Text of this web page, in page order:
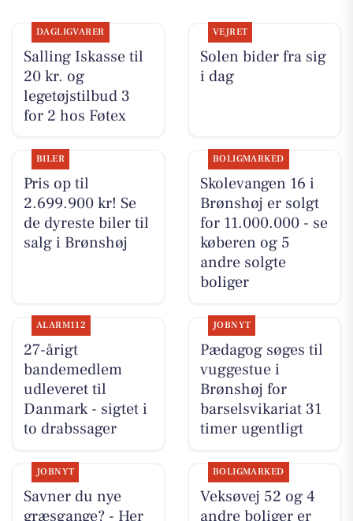
DAGLIGVARER
Salling Iskasse til
20 kr. og
legetøjstilbud 3
for 2 hos Føtex
VEJRET
Solen bider fra sig
i dag
BILER
Pris op til
2.699.900 kr! Se
de dyreste biler til
salg i Brønshøj
BOLIGMARKED
Skolevangen 16 i
Brønshøj er solgt
for 11.000.000 - se
køberen og 5
andre solgte
boliger
ALARM112
27-årigt
bandemedlem
udleveret til
Danmark - sigtet i
to drabssager
JOBNYT
Pædagog søges til
vuggestue i
Brønshøj for
barselsvikariat 31
timer ugentligt
JOBNYT
Savner du nye
græsgange? - Her
BOLIGMARKED
Veksøvej 52 og 4
andre boliger er